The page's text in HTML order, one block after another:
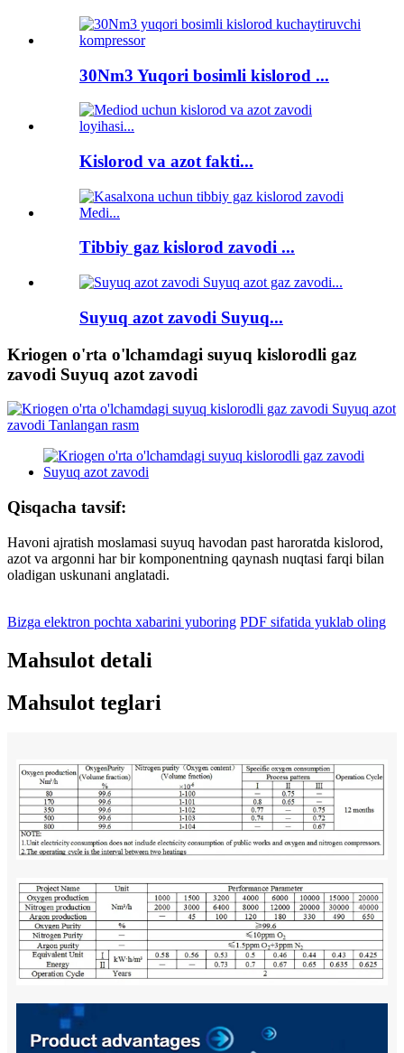
30Nm3 Yuqori bosimli kislorod ...
Kislorod va azot fakti...
Tibbiy gaz kislorod zavodi ...
Suyuq azot zavodi Suyuq...
Kriogen o'rta o'lchamdagi suyuq kislorodli gaz
zavodi Suyuq azot zavodi
Qisqacha tavsif:
Havoni ajratish moslamasi suyuq havodan past haroratda kislorod,
azot va argonni har bir komponentning qaynash nuqtasi farqi bilan
oladigan uskunani anglatadi.
Bizga elektron pochta xabarini yuboring PDF sifatida yuklab oling
Mahsulot detali
Mahsulot teglari